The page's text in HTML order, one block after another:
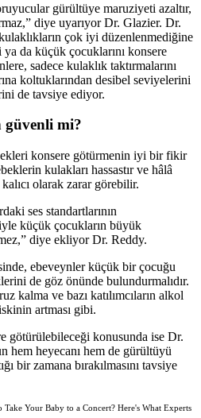
gürültüye maruziyeti azaltır,
diye uyarıyor Dr. Glazier. Dr.
çok iyi düzenlenmediğine
da küçük çocuklarını konsere
sadece kulaklık taktırmalarını
koltuklarından desibel seviyelerini
de tavsiye ediyor.
güvenli mi?
konsere götürmenin iyi bir fikir
kulakları hassastır ve hâlâ
olarak zarar görebilir.
ses standartlarının
küçük çocukların büyük
diye ekliyor Dr. Reddy.
ebeveynler küçük bir çocuğu
de göz önünde bulundurmalıdır.
kalma ve bazı katılımcıların alkol
artması gibi.
götürülebileceği konusunda ise Dr.
hem heyecanı hem de gürültüyü
bir zamana bırakılmasını tavsiye
Your Baby to a Concert? Here's What Experts